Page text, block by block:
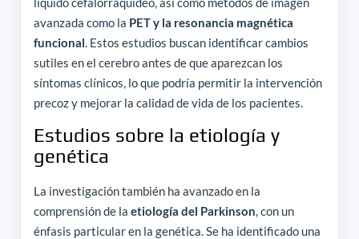
avanzada como la PET y la resonancia magnética
funcional. Estos estudios buscan identificar cambios
sutiles en el cerebro antes de que aparezcan los
síntomas clínicos, lo que podría permitir la intervención
precoz y mejorar la calidad de vida de los pacientes.
Estudios sobre la etiología y
genética
La investigación también ha avanzado en la
comprensión de la etiología del Parkinson, con un
énfasis particular en la genética. Se ha identificado una